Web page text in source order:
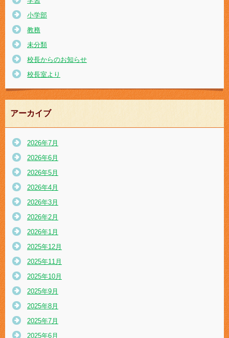
小学部
教務
未分類
校長からのお知らせ
校長室より
アーカイブ
2026年7月
2026年6月
2026年5月
2026年4月
2026年3月
2026年2月
2026年1月
2025年12月
2025年11月
2025年10月
2025年9月
2025年8月
2025年7月
2025年6月